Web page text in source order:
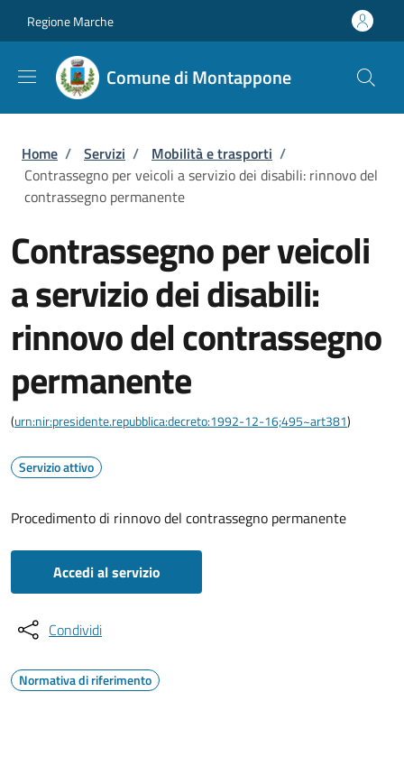
Regione Marche
Comune di Montappone
Briciole di pane
Home / Servizi / Mobilità e trasporti /
Contrassegno per veicoli a servizio dei disabili: rinnovo del
contrassegno permanente
Contrassegno per veicoli
a servizio dei disabili:
rinnovo del contrassegno
permanente
(urn:nir:presidente.repubblica:decreto:1992-12-16;495~art381)
Servizio attivo
Procedimento di rinnovo del contrassegno permanente
Accedi al servizio
Condividi
Normativa di riferimento